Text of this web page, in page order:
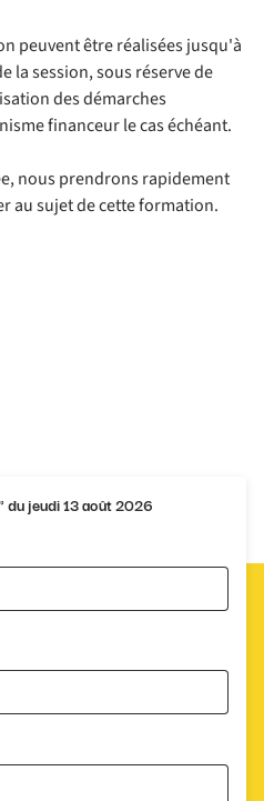
peuvent être réalisées jusqu'à
la session, sous réserve de
des démarches
financeur le cas échéant.
nous prendrons rapidement
au sujet de cette formation.
du jeudi 13 août 2026